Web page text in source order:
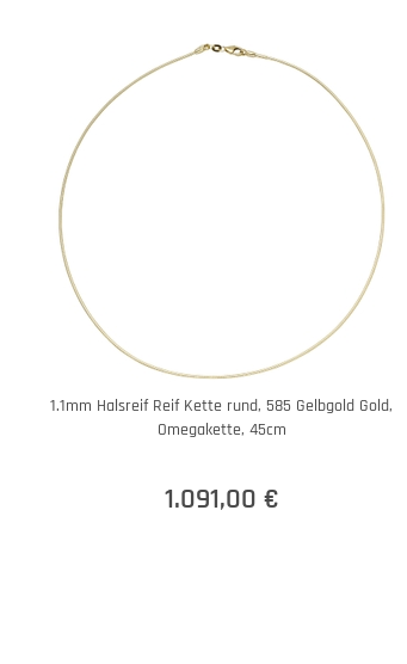
1.1mm Halsreif Reif Kette rund, 585 Gelbgold Gold,
Omegakette, 45cm
1.091,00 €